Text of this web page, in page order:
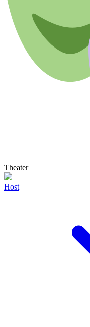
Theater
Host